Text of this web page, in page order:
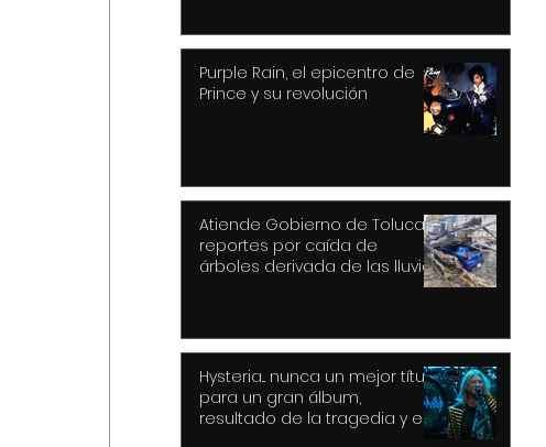
Purple Rain, el epicentro de
Prince y su revolución
Atiende Gobierno de Toluca
reportes por caída de
árboles derivada de las lluvias
Hysteria... nunca un mejor título
para un gran álbum,
resultado de la tragedia y el